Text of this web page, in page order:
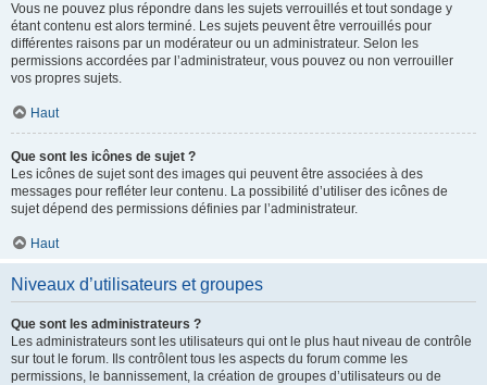
Vous ne pouvez plus répondre dans les sujets verrouillés et tout sondage y
étant contenu est alors terminé. Les sujets peuvent être verrouillés pour
différentes raisons par un modérateur ou un administrateur. Selon les
permissions accordées par l’administrateur, vous pouvez ou non verrouiller
vos propres sujets.
Haut
Que sont les icônes de sujet ?
Les icônes de sujet sont des images qui peuvent être associées à des
messages pour refléter leur contenu. La possibilité d’utiliser des icônes de
sujet dépend des permissions définies par l’administrateur.
Haut
Niveaux d’utilisateurs et groupes
Que sont les administrateurs ?
Les administrateurs sont les utilisateurs qui ont le plus haut niveau de contrôle
sur tout le forum. Ils contrôlent tous les aspects du forum comme les
permissions, le bannissement, la création de groupes d’utilisateurs ou de